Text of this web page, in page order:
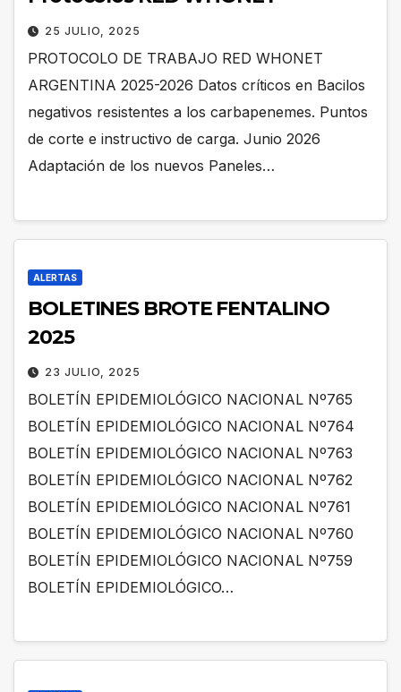
25 JULIO, 2025
PROTOCOLO DE TRABAJO RED WHONET
ARGENTINA 2025-2026 Datos críticos en Bacilos
negativos resistentes a los carbapenemes. Puntos
de corte e instructivo de carga. Junio 2026
Adaptación de los nuevos Paneles…
ALERTAS
BOLETINES BROTE FENTALINO
2025
23 JULIO, 2025
BOLETÍN EPIDEMIOLÓGICO NACIONAL Nº765
BOLETÍN EPIDEMIOLÓGICO NACIONAL Nº764
BOLETÍN EPIDEMIOLÓGICO NACIONAL Nº763
BOLETÍN EPIDEMIOLÓGICO NACIONAL Nº762
BOLETÍN EPIDEMIOLÓGICO NACIONAL Nº761
BOLETÍN EPIDEMIOLÓGICO NACIONAL Nº760
BOLETÍN EPIDEMIOLÓGICO NACIONAL Nº759
BOLETÍN EPIDEMIOLÓGICO…